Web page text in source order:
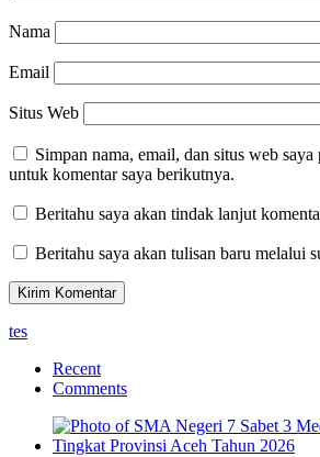
Nama
Email
Situs Web
Simpan nama, email, dan situs web saya
untuk komentar saya berikutnya.
Beritahu saya akan tindak lanjut
Beritahu saya akan tulisan baru melalui
tes
Recent
Comments